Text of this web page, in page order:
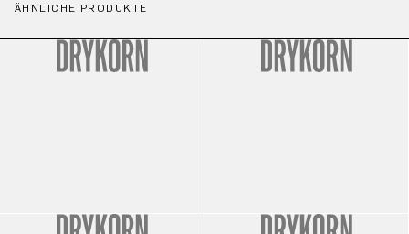
ÄHNLICHE PRODUKTE